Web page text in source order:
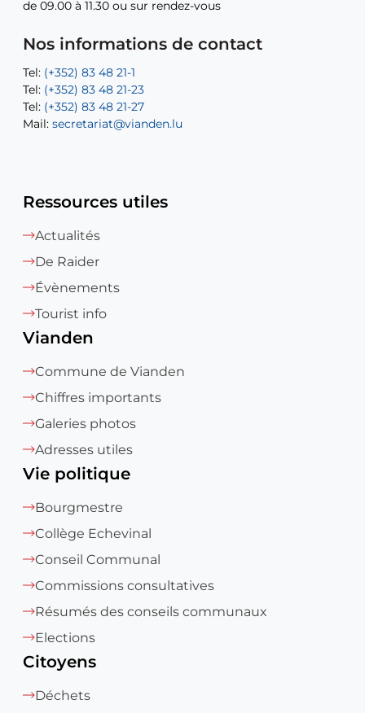
de 09.00 à 11.30 ou sur rendez-vous
Nos informations de contact
Tel: (+352) 83 48 21-1
Tel: (+352) 83 48 21-23
Tel: (+352) 83 48 21-27
Mail: secretariat@vianden.lu
de 09.00 à 11.30 ou sur rendez-vous
Tel: (+352) 83 48 21-20
Tel: (+352) 83 48 21-22
Mail:sofia.carvalho@vianden.lu
Mail: diane.storn@vianden.lu
Mail:recette@vianden.lu
Tel:(+352) 83 48 21-31
Tel:Permanence (Fuite d’eau) : 83 48 21 61
Ressources utiles
Actualités
De Raider
Évènements
Tourist info
Vianden
Commune de Vianden
Chiffres importants
Galeries photos
Adresses utiles
Vie politique
Bourgmestre
Collège Echevinal
Conseil Communal
Commissions consultatives
Résumés des conseils communaux
Elections
Citoyens
Déchets